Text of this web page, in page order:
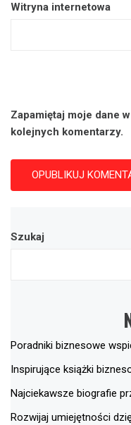
Witryna internetowa
Zapamiętaj moje dane
kolejnych komentarzy.
Szukaj
Poradniki biznesowe
Inspirujące książki
Najciekawsze biografie
Rozwijaj umiejętności